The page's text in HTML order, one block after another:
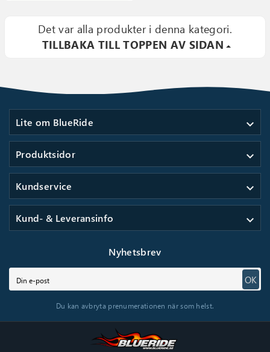
Det var alla produkter i denna kategori.
TILLBAKA TILL TOPPEN AV SIDAN
Lite om BlueRide expand_more
Produktsidor expand_more
Kundservice expand_more
Kund- & Leveransinfo expand_more
Nyhetsbrev
OK
Du kan avbryta prenumerationen när som helst.